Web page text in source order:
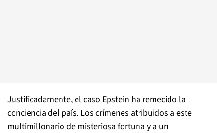
Justificadamente, el caso Epstein ha remecido la
conciencia del país. Los crímenes atribuidos a este
multimillonario de misteriosa fortuna y a un